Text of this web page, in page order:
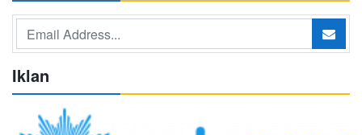
Iklan